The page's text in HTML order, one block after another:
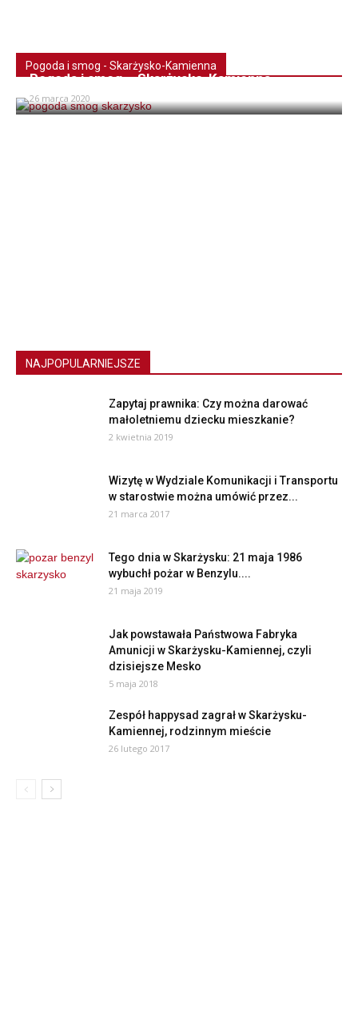
Pogoda i smog - Skarżysko-Kamienna
Pogoda i smog – Skarżysko-Kamienna
26 marca 2020
NAJPOPULARNIEJSZE
Zapytaj prawnika: Czy można darować
małoletniemu dziecku mieszkanie?
2 kwietnia 2019
Wizytę w Wydziale Komunikacji i Transportu
w starostwie można umówić przez...
21 marca 2017
Tego dnia w Skarżysku: 21 maja 1986
wybuchł pożar w Benzylu....
21 maja 2019
Jak powstawała Państwowa Fabryka
Amunicji w Skarżysku-Kamiennej, czyli
dzisiejsze Mesko
5 maja 2018
Zespół happysad zagrał w Skarżysku-
Kamiennej, rodzinnym mieście
26 lutego 2017